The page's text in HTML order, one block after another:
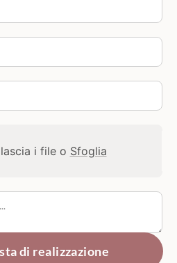
i file o Sfoglia
di realizzazione